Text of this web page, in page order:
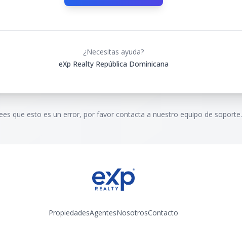
¿Necesitas ayuda?
eXp Realty República Dominicana
que esto es un error, por favor contacta a nuestro equipo de soporte.
PropiedadesAgentesNosotrosContacto